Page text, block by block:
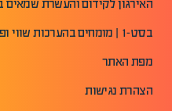
האירגון לקידום והעשרת שמאים
בסט-1 | מומחים בהערכות שווי ופיננסים
מפת האתר
הצהרת נגישות